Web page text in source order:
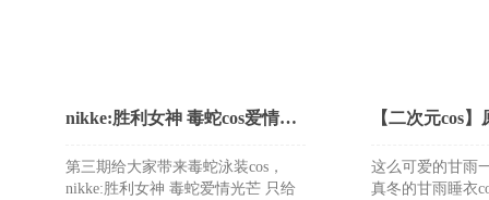
nikke:胜利女神 毒蛇cos爱情光芒 - shika小鹿鹿
第三期给大家带来毒蛇泳装cos，
nikke:胜利女神 毒蛇爱情光芒 只给
这么可爱的甘雨
真冬的甘雨睡衣